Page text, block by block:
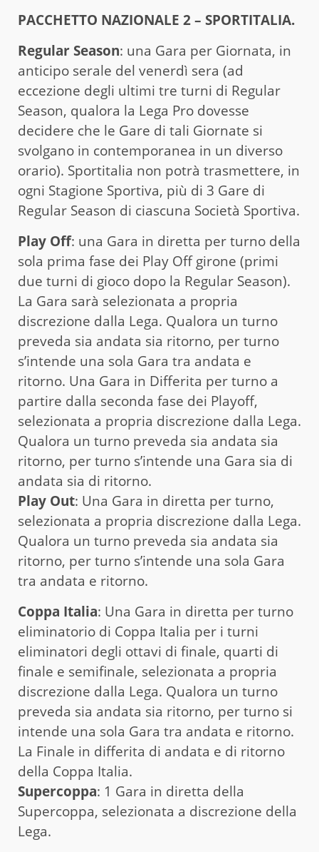
PACCHETTO NAZIONALE 2 – SPORTITALIA.
Regular Season: una Gara per Giornata, in
anticipo serale del venerdì sera (ad
eccezione degli ultimi tre turni di Regular
Season, qualora la Lega Pro dovesse
decidere che le Gare di tali Giornate si
svolgano in contemporanea in un diverso
orario). Sportitalia non potrà trasmettere, in
ogni Stagione Sportiva, più di 3 Gare di
Regular Season di ciascuna Società Sportiva.
Play Off: una Gara in diretta per turno della
sola prima fase dei Play Off girone (primi
due turni di gioco dopo la Regular Season).
La Gara sarà selezionata a propria
discrezione dalla Lega. Qualora un turno
preveda sia andata sia ritorno, per turno
s’intende una sola Gara tra andata e
ritorno. Una Gara in Differita per turno a
partire dalla seconda fase dei Playoff,
selezionata a propria discrezione dalla Lega.
Qualora un turno preveda sia andata sia
ritorno, per turno s’intende una Gara sia di
andata sia di ritorno.
Play Out: Una Gara in diretta per turno,
selezionata a propria discrezione dalla Lega.
Qualora un turno preveda sia andata sia
ritorno, per turno s’intende una sola Gara
tra andata e ritorno.
Coppa Italia: Una Gara in diretta per turno
eliminatorio di Coppa Italia per i turni
eliminatori degli ottavi di finale, quarti di
finale e semifinale, selezionata a propria
discrezione dalla Lega. Qualora un turno
preveda sia andata sia ritorno, per turno si
intende una sola Gara tra andata e ritorno.
La Finale in differita di andata e di ritorno
della Coppa Italia.
Supercoppa: 1 Gara in diretta della
Supercoppa, selezionata a discrezione della
Lega.